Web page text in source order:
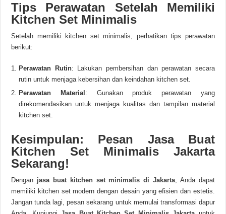
Tips Perawatan Setelah Memiliki
Kitchen Set Minimalis
Setelah memiliki kitchen set minimalis, perhatikan tips perawatan
berikut:
Perawatan Rutin: Lakukan pembersihan dan perawatan secara
rutin untuk menjaga kebersihan dan keindahan kitchen set.
Perawatan Material : Gunakan produk perawatan yang
direkomendasikan untuk menjaga kualitas dan tampilan material
kitchen set.
Kesimpulan: Pesan Jasa Buat
Kitchen Set Minimalis Jakarta
Sekarang!
Dengan jasa buat kitchen set minimalis di Jakarta, Anda dapat
memiliki kitchen set modern dengan desain yang efisien dan estetis.
Jangan tunda lagi, pesan sekarang untuk memulai transformasi dapur